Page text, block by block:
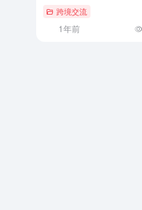
跨境交流
1年前